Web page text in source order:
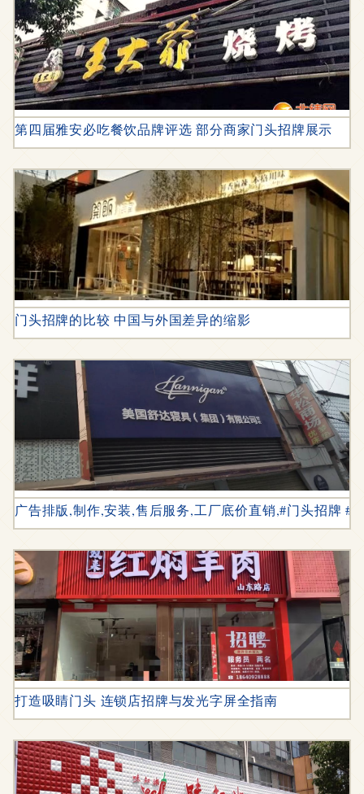
第四届雅安必吃餐饮品牌评选 部分商家门头招牌展示
门头招牌的比较 中国与外国差异的缩影
广告排版,制作,安装,售后服务,工厂底价直销,#门头招牌 #
打造吸睛门头 连锁店招牌与发光字屏全指南